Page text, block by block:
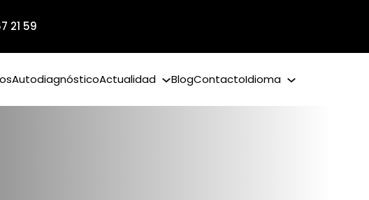
21 59
AutodiagnósticoActualidad BlogContactoIdioma